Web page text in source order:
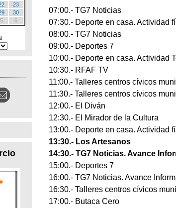
23
30
5 6
07:00.- TG7 Noticias
07:30.- Deporte en casa. Actividad
08:00.- TG7 Noticias
09:00.- Deportes 7
10:00.- Deporte en casa. Actividad
10:30.- RFAF TV
11:00.- Talleres centros cívicos
11:30.- Talleres centros cívicos
12:00.- El Diván
12:30.- El Mirador de la Cultura
13:00.- Deporte en casa. Actividad
13:30.- Los Artesanos
14:30.- TG7 Noticias. Avance
15:00.- Deportes 7
16:00.- TG7 Noticias. Avance
16:30.- Talleres centros cívicos
17:00.- Butaca Cero